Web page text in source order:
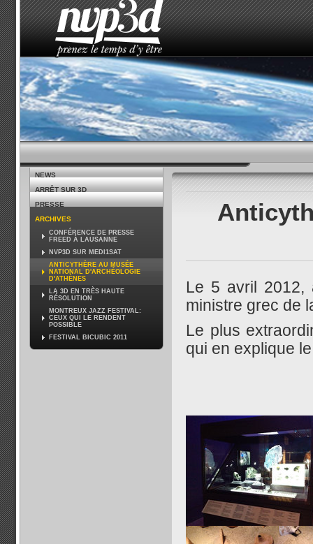
ACCUEIL LE STUDIO ACTUALITÉS
NEWS
ARRÊT SUR 3D
PRESSE
ARCHIVES
CONFÉRENCE DE PRESSE
FREED À LAUSANNE
NVP3D SUR MEDI1SAT
ANTICYTHÈRE AU MUSÉE
NATIONAL D'ARCHÉOLOGIE
D'ATHÈNES
LA 3D EN TRÈS HAUTE
RÉSOLUTION
MONTREUX JAZZ FESTIVAL:
CEUX QUI LE RENDENT
POSSIBLE
FESTIVAL BICUBIC 2011
Le 5 avril 2012,
ministre grec de
Le plus
qui en explique